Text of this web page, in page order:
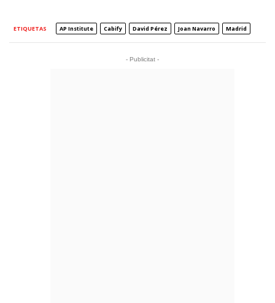
ETIQUETAS AP Institute Cabify David Pérez Joan Navarro Madrid
- Publicitat -